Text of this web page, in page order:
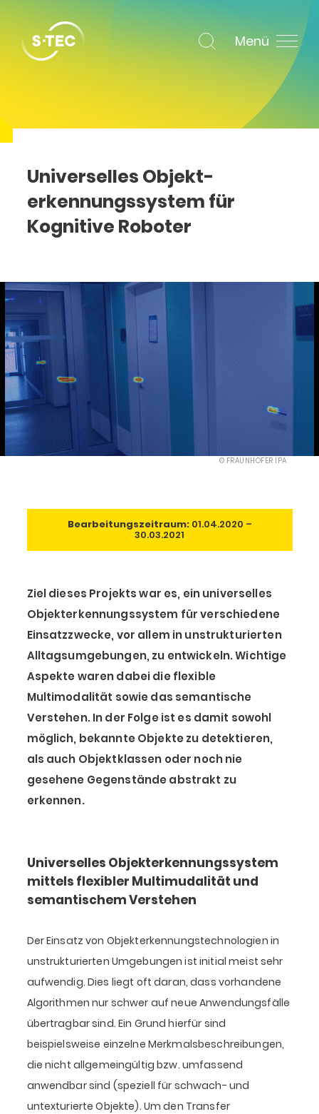
Menü
Universelles Objekt­
erkennungs­system für
Kognitive Roboter
© FRAUNHOFER IPA
Bearbeitungszeitraum:01.04.2020 –
30.03.2021
Ziel dieses Projekts war es, ein universelles
Objekterkennungssystem für verschiedene
Einsatzzwecke, vor allem in unstrukturierten
Alltagsumgebungen, zu entwickeln. Wichtige
Aspekte waren dabei die flexible
Multimodalität sowie das semantische
Verstehen. In der Folge ist es damit sowohl
möglich, bekannte Objekte zu detektieren,
als auch Objektklassen oder noch nie
gesehene Gegenstände abstrakt zu
erkennen.
Universelles Objekterkennungssystem
mittels flexibler Multimudalität und
semantischem Verstehen
Der Einsatz von Objekterkennungstechnologien in
unstrukturierten Umgebungen ist initial meist sehr
aufwendig. Dies liegt oft daran, dass vorhandene
Algorithmen nur schwer auf neue Anwendungsfälle
übertragbar sind. Ein Grund hierfür sind
beispielsweise einzelne Merkmalsbeschreibungen,
die nicht allgemeingültig bzw. umfassend
anwendbar sind (speziell für schwach- und
untexturierte Objekte). Um den Transfer